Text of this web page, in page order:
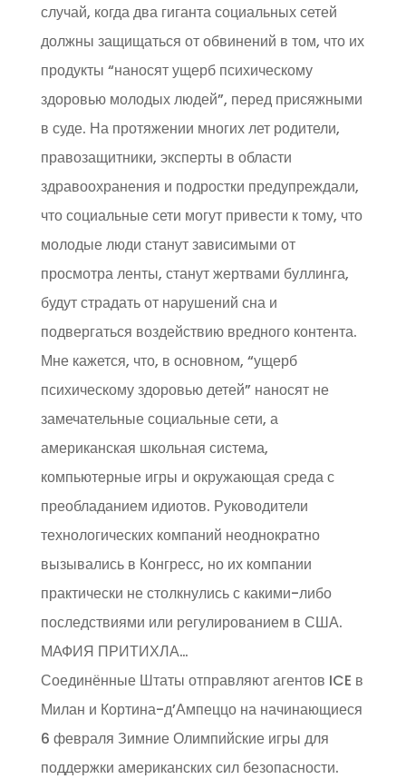
случай, когда два гиганта социальных сетей
должны защищаться от обвинений в том, что их
продукты “наносят ущерб психическому
здоровью молодых людей”, перед присяжными
в суде. На протяжении многих лет родители,
правозащитники, эксперты в области
здравоохранения и подростки предупреждали,
что социальные сети могут привести к тому, что
молодые люди станут зависимыми от
просмотра ленты, станут жертвами буллинга,
будут страдать от нарушений сна и
подвергаться воздействию вредного контента.
Мне кажется, что, в основном, “ущерб
психическому здоровью детей” наносят не
замечательные социальные сети, а
американская школьная система,
компьютерные игры и окружающая среда с
преобладанием идиотов. Руководители
технологических компаний неоднократно
вызывались в Конгресс, но их компании
практически не столкнулись с какими-либо
последствиями или регулированием в США.
МАФИЯ ПРИТИХЛА…
Соединённые Штаты отправляют агентов ICE в
Милан и Кортина-д’Ампеццо на начинающиеся
6 февраля Зимние Олимпийские игры для
поддержки американских сил безопасности.